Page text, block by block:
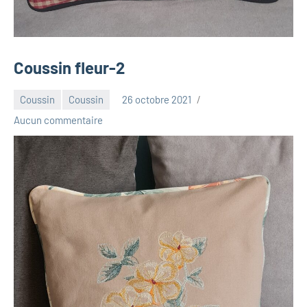
Coussin fleur-2
Coussin Coussin
26 octobre 2021
Luna_2013
Aucun commentaire